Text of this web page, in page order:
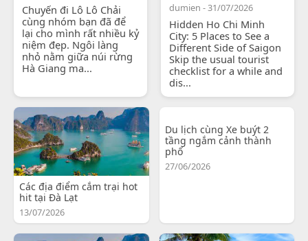
Chuyến đi Lô Lô Chải
cùng nhóm bạn đã để
lại cho mình rất nhiều kỷ
niệm đẹp. Ngôi làng
nhỏ nằm giữa núi rừng
Hà Giang ma...
dumien - 31/07/2026
Hidden Ho Chi Minh
City: 5 Places to See a
Different Side of Saigon
Skip the usual tourist
checklist for a while and
dis...
Các địa điểm cắm trại hot
hit tại Đà Lạt
13/07/2026
Du lịch cùng Xe buýt 2
tầng ngắm cảnh thành
phố
27/06/2026